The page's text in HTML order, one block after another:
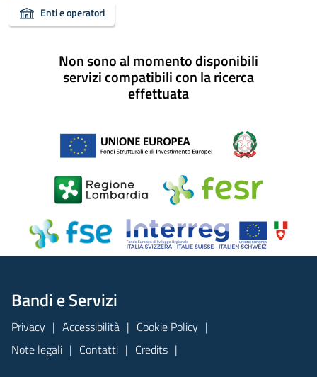
Enti e operatori
Non sono al momento disponibili
servizi compatibili con la ricerca
effettuata
Bandi e Servizi
Privacy Accessibilità
Cookie Policy
Note legali
Contatti Credits